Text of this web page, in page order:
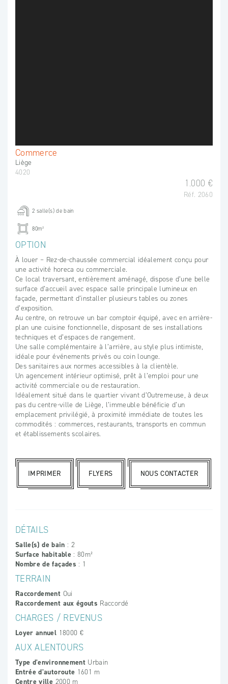
Commerce
Liège
4020
1.000 €
Réf. 2060
2 salle(s) de bain
80m²
OPTION
À louer – Rez-de-chaussée commercial idéalement conçu pour
une activité horeca ou commerciale.
Ce local traversant, entièrement aménagé, dispose d’une belle
surface d’accueil avec espace salle principale lumineux en
façade, permettant d’installer plusieurs tables ou zones
d’exposition.
Au centre, on retrouve un bar comptoir équipé, avec en arrière-
plan une cuisine fonctionnelle, disposant de ses installations
techniques et d’espaces de rangement.
Une salle complémentaire à l’arrière, au style plus intimiste,
idéale pour événements privés ou coin lounge.
Des sanitaires aux normes accessibles à la clientèle.
Un agencement intérieur optimisé, prêt à l’emploi pour une
activité commerciale ou de restauration.
Idéalement situé dans le quartier vivant d’Outremeuse, à deux
pas du centre-ville de Liège, l’immeuble bénéficie d’un
emplacement privilégié, à proximité immédiate de toutes les
commodités : commerces, restaurants, transports en commun
et établissements scolaires.
IMPRIMER FLYERS NOUS CONTACTER
DÉTAILS
Salle(s) de bain : 2
Surface habitable: 80m²
Nombre de façades : 1
TERRAIN
Raccordement Oui
Raccordement aux égouts Raccordé
CHARGES / REVENUS
Loyer annuel 18000 €
AUX ALENTOURS
Type d'environnement Urbain
Entrée d'autoroute 1601 m
Centre ville 2000 m